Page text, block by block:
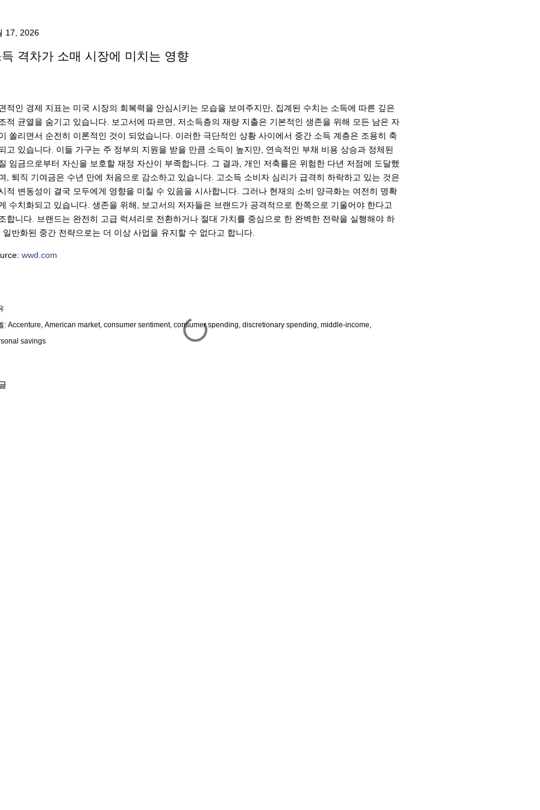
17, 2026
득 격차가 소매 시장에 미치는 영향
적인 경제 지표는 미국 시장의 회복력을 안심시키는 모습을 보여주지만, 집계된 수치는 소득에 따른 깊은
적 균열을 숨기고 있습니다. 보고서에 따르면, 저소득층의 재량 지출은 기본적인 생존을 위해 모든 남은 자
쏠리면서 순전히 이론적인 것이 되었습니다. 이러한 극단적인 상황 사이에서 중간 소득 계층은 조용히 축
고 있습니다. 이들 가구는 주 정부의 지원을 받을 만큼 소득이 높지만, 연속적인 부채 비용 상승과 정체된
임금으로부터 자신을 보호할 재정 자산이 부족합니다. 그 결과, 개인 저축률은 위험한 다년 저점에 도달했
, 퇴직 기여금은 수년 만에 처음으로 감소하고 있습니다. 고소득 소비자 심리가 급격히 하락하고 있는 것은
적 변동성이 결국 모두에게 영향을 미칠 수 있음을 시사합니다. 그러나 현재의 소비 양극화는 여전히 명확
수치화되고 있습니다. 생존을 위해, 보고서의 저자들은 브랜드가 공격적으로 한쪽으로 기울어야 한다고
합니다. 브랜드는 완전히 고급 럭셔리로 전환하거나 절대 가치를 중심으로 한 완벽한 전략을 실행해야 하
일반화된 중간 전략으로는 더 이상 사업을 유지할 수 없다고 합니다.
wwd.com
: Accenture American market consumer sentiment consumer spending discretionary spending middle-income
savings